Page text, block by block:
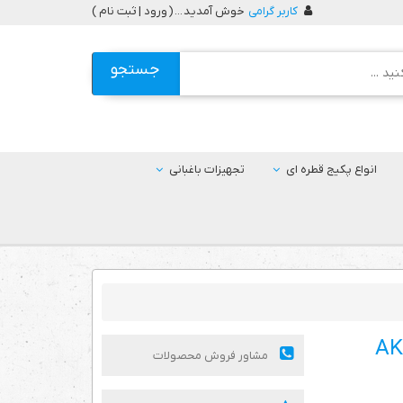
کاربر گرامی خوش آمدید ... (ورود | ثبت نام )
جستجو
انواع پکیج قطره ای تجهیزات باغبانی
مشاور فروش محصولات